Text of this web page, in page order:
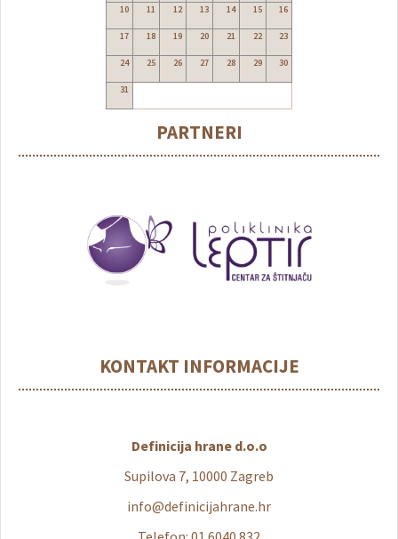
10 11 12 13 14 15 16
17 18 19 20 21 22 23
24 25 26 27 28 29 30
31
PARTNERI
KONTAKT INFORMACIJE
Definicija hrane d.o.o
Supilova 7, 10000 Zagreb
info@definicijahrane.hr